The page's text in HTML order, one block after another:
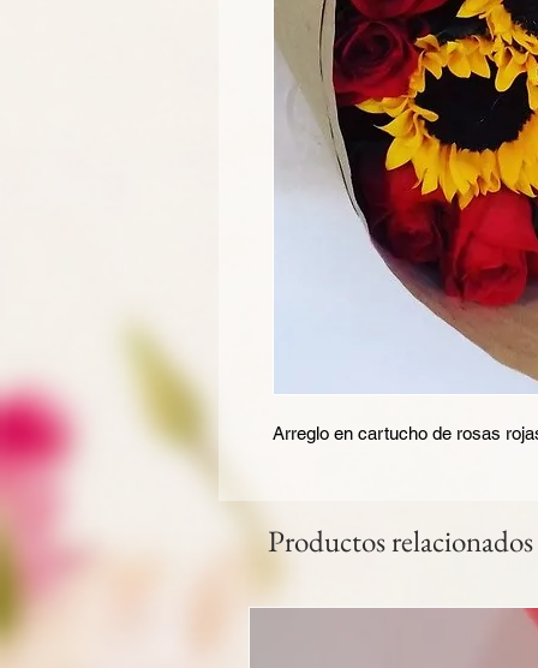
Arreglo en cartucho de rosas
Productos relacionados